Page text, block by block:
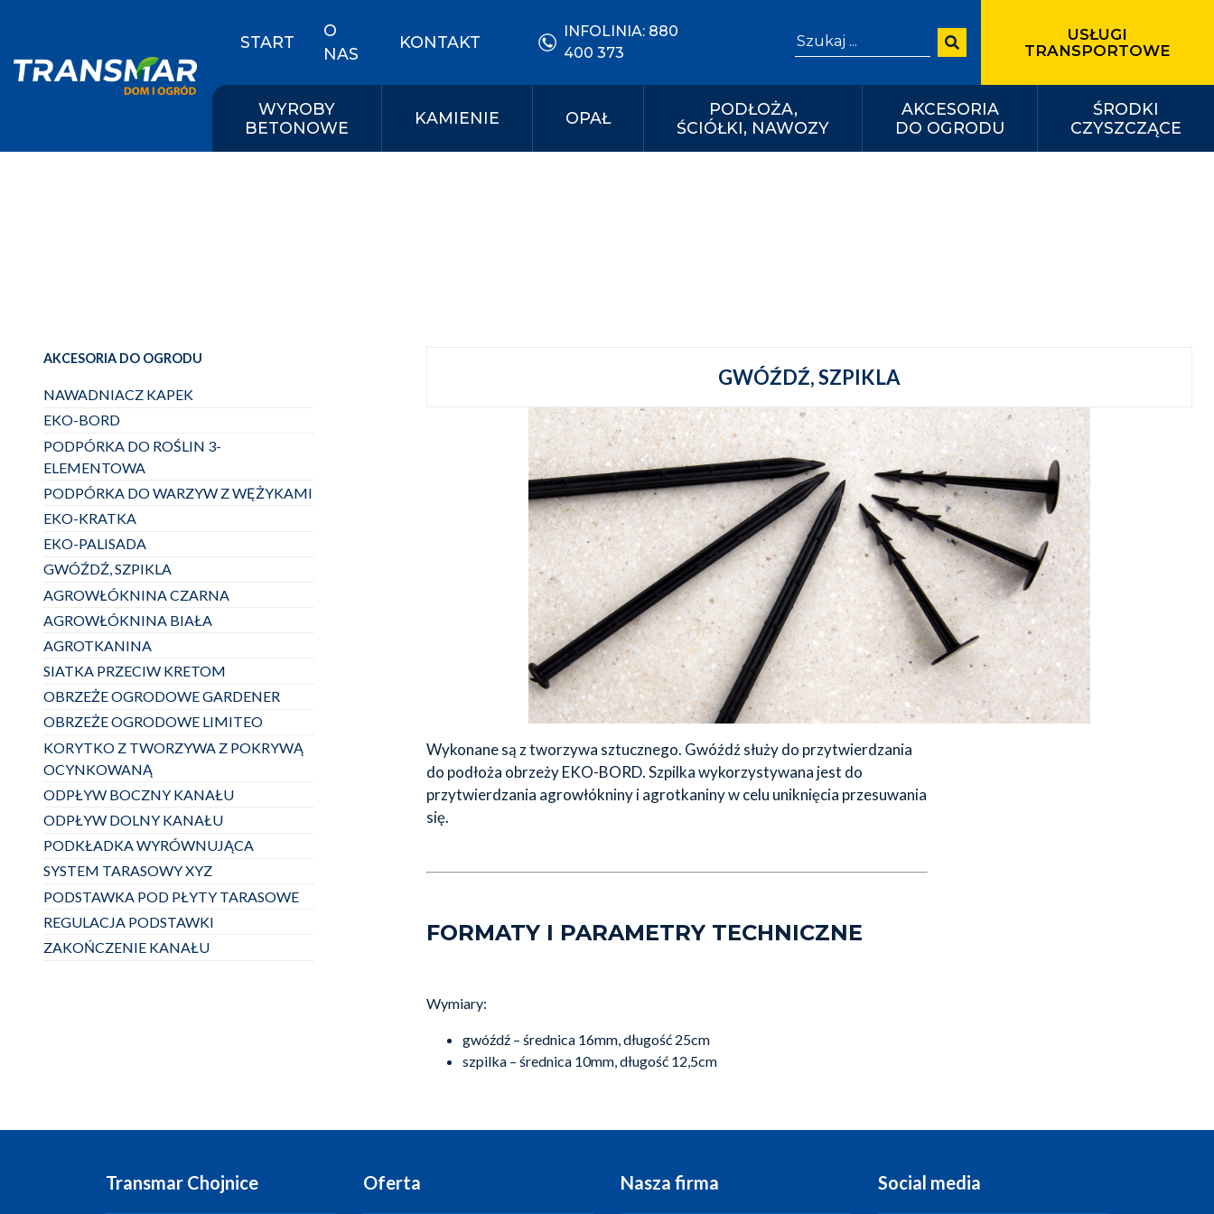
START
O
NAS
KONTAKT
INFOLINIA: 880
400 373
Search for:
USŁUGI
TRANSPORTOWE
WYROBY
BETONOWE
KAMIENIE OPAŁ
PODŁOŻA,
ŚCIÓŁKI, NAWOZY
AKCESORIA
DO OGRODU
ŚRODKI
CZYSZCZĄCE
AKCESORIA DO OGRODU
NAWADNIACZ KAPEK
EKO-BORD
PODPÓRKA DO ROŚLIN 3-
ELEMENTOWA
PODPÓRKA DO WARZYW Z WĘŻYKAMI
EKO-KRATKA
EKO-PALISADA
GWÓŹDŹ, SZPIKLA
AGROWŁÓKNINA CZARNA
AGROWŁÓKNINA BIAŁA
AGROTKANINA
SIATKA PRZECIW KRETOM
OBRZEŻE OGRODOWE GARDENER
OBRZEŻE OGRODOWE LIMITEO
KORYTKO Z TWORZYWA Z POKRYWĄ
OCYNKOWANĄ
ODPŁYW BOCZNY KANAŁU
ODPŁYW DOLNY KANAŁU
PODKŁADKA WYRÓWNUJĄCA
SYSTEM TARASOWY XYZ
PODSTAWKA POD PŁYTY TARASOWE
REGULACJA PODSTAWKI
ZAKOŃCZENIE KANAŁU
GWÓŹDŹ, SZPIKLA
Wykonane są z tworzywa sztucznego. Gwóźdź służy do przytwierdzania
do podłoża obrzeży EKO-BORD. Szpilka wykorzystywana jest do
przytwierdzania agrowłókniny i agrotkaniny w celu uniknięcia przesuwania
się.
FORMATY I PARAMETRY TECHNICZNE
Wymiary:
gwóźdź – średnica 16mm, długość 25cm
szpilka – średnica 10mm, długość 12,5cm
Transmar Chojnice Oferta Nasza firma Social media